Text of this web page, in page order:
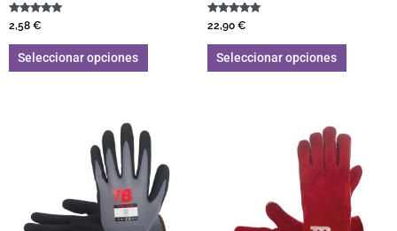
Valorado con
5.00
de 5
2,58 €
Seleccionar opciones
Valorado con
5.00
de 5
22,90 €
Seleccionar opciones